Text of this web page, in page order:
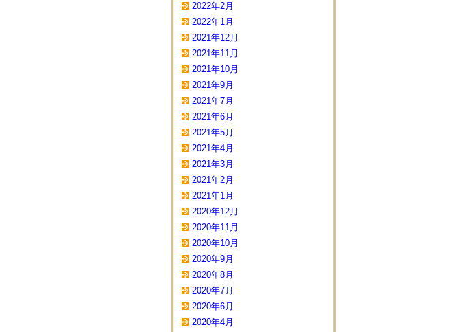
2022年2月
2022年1月
2021年12月
2021年11月
2021年10月
2021年9月
2021年7月
2021年6月
2021年5月
2021年4月
2021年3月
2021年2月
2021年1月
2020年12月
2020年11月
2020年10月
2020年9月
2020年8月
2020年7月
2020年6月
2020年4月